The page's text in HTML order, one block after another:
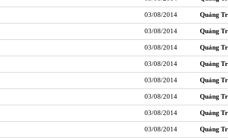
03/08/2014 Quảng
03/08/2014 Quảng
03/08/2014 Quảng
03/08/2014 Quảng
03/08/2014 Quảng
03/08/2014 Quảng
03/08/2014 Quảng
03/08/2014 Quảng